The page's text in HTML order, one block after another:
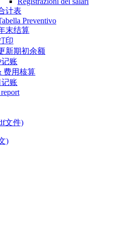
计表
Preventivo
末结算
印
新期初余额
账
费用核算
账
文件)
)